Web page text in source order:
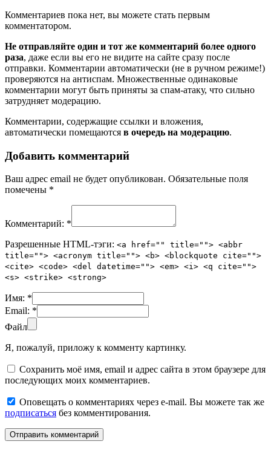
Комментариев пока нет, вы можете стать первым
комментатором.
Не отправляйте один и тот же комментарий более одного
раза, даже если вы его не видите на сайте сразу после
отправки. Комментарии автоматически (не в ручном режиме!)
проверяются на антиспам. Множественные одинаковые
комментарии могут быть приняты за спам-атаку, что сильно
затрудняет модерацию.
Комментарии, содержащие ссылки и вложения,
автоматически помещаются в очередь на модерацию.
Добавить комментарий
Ваш адрес email не будет опубликован. Обязательные поля
помечены *
Комментарий: *
Разрешенные HTML-тэги: <a href="" title=""> <abbr
title=""> <acronym title=""> <b> <blockquote cite="">
<cite> <code> <del datetime=""> <em> <i> <q cite="">
<s> <strike> <strong>
Имя: *
Email: *
Файл
Я, пожалуй, приложу к комменту картинку.
Сохранить моё имя, email и адрес сайта в этом браузере для
последующих моих комментариев.
Оповещать о комментариях через e-mail. Вы можете так же
подписаться без комментирования.